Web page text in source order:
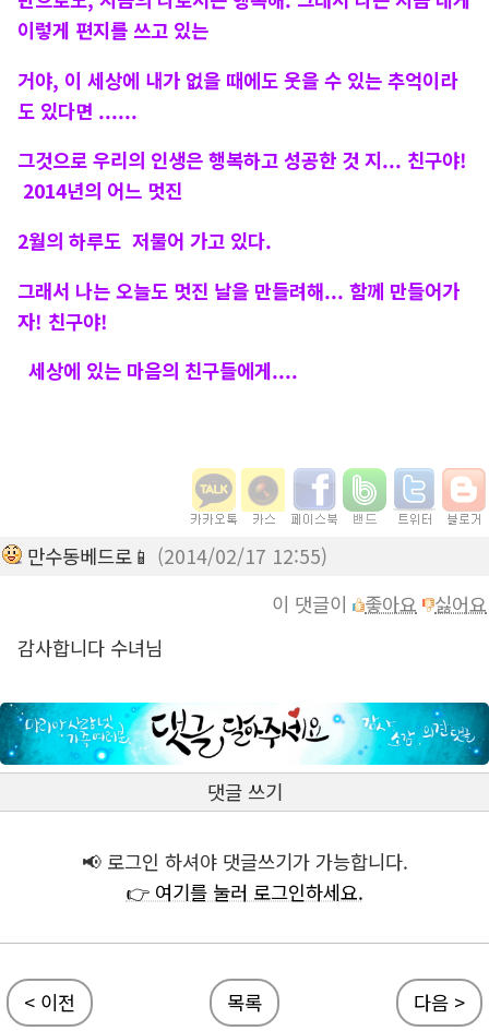
이렇게 편지를 쓰고 있는
거야, 이 세상에 내가 없을 때에도 웃을 수 있는 추억이라
도 있다면 ......
그것으로 우리의 인생은 행복하고 성공한 것 지... 친구야!
2014년의 어느 멋진
2월의 하루도 저물어 가고 있다.
그래서 나는 오늘도 멋진 날을 만들려해... 함께 만들어가
자! 친구야!
세상에 있는 마음의 친구들에게....
만수동베드로📱 (2014/02/17 12:55)
이 댓글이
좋아요
싫어요
감사합니다 수녀님
댓글 쓰기
📢 로그인 하셔야 댓글쓰기가 가능합니다.
👉 여기를 눌러 로그인하세요.
< 이전 목록 다음 >